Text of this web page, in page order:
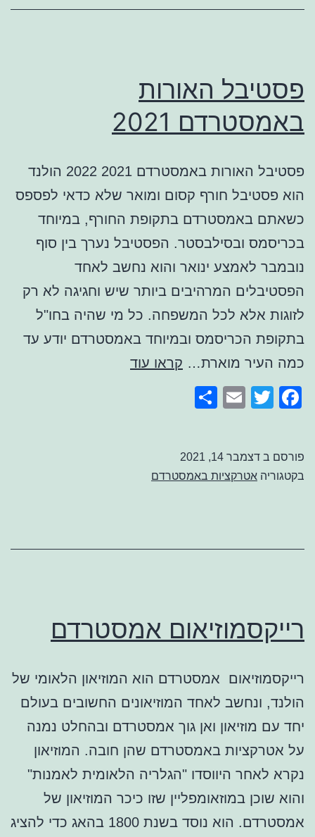
פסטיבל האורות
באמסטרדם 2021
פסטיבל האורות באמסטרדם 2021 2022 הולנד
הוא פסטיבל חורף קסום ומואר שלא כדאי לפספס
כשאתם באמסטרדם בתקופת החורף, במיוחד
בכריסמס ובסילבסטר. הפסטיבל נערך בין סוף
נובמבר לאמצע ינואר והוא נחשב לאחד
הפסטיבלים המרהיבים ביותר שיש וחגיגה לא רק
לזוגות אלא לכל המשפחה. כל מי שהיה בחו"ל
בתקופת הכריסמס ובמיוחד באמסטרדם יודע עד
כמה העיר מוארת… קראו עודפסטיבל
Facebook
Twitter
Email
פורסם ב דצמבר 14, 2021
בקטגוריה אטרקציות באמסטרדם
רייקסמוזיאום אמסטרדם
רייקסמוזיאום אמסטרדם הוא המוזיאון הלאומי של
הולנד, ונחשב לאחד המוזיאונים החשובים בעולם
יחד עם מוזיאון ואן גוך אמסטרדם ובהחלט נמנה
על אטרקציות באמסטרדם שהן חובה. המוזיאון
נקרא לאחר היווסדו "הגלריה הלאומית לאמנות"
והוא שוכן במוזאומפליין שזו כיכר המוזיאון של
אמסטרדם. הוא נוסד בשנת 1800 בהאג כדי להציג